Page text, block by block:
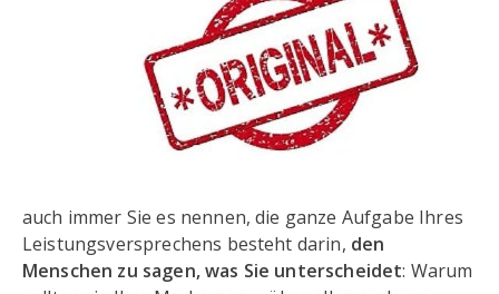
auch immer Sie es nennen, die ganze Aufgabe Ihres
Leistungsversprechens besteht darin, den
Menschen zu sagen, was Sie unterscheidet: Warum